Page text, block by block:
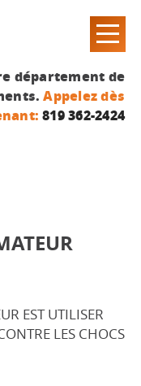
département de
Appelez dès
819 362-2424
EST UTILISER
LES CHOCS